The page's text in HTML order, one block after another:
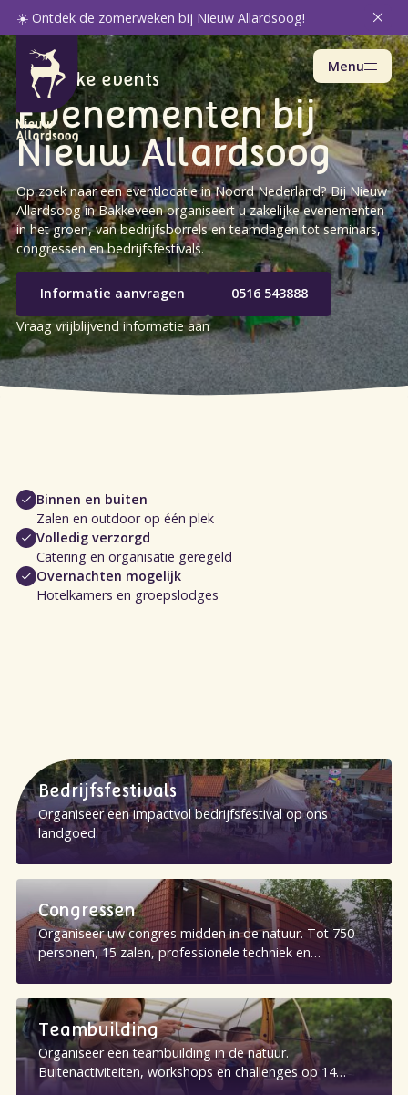
☀️ Ontdek de zomerweken bij Nieuw Allardsoog!
Menu
Zakelijke events
Evenementen bij
Nieuw Allardsoog
Op zoek naar een eventlocatie in Noord Nederland? Bij Nieuw
Allardsoog in Bakkeveen organiseert u zakelijke evenementen
in het groen, van bedrijfsborrels en teamdagen tot seminars,
congressen en bedrijfsfestivals.
Informatie aanvragen
0516 543888
Vraag vrijblijvend informatie aan
Binnen en buiten
Zalen en outdoor op één plek
Volledig verzorgd
Catering en organisatie geregeld
Overnachten mogelijk
Hotelkamers en groepslodges
Bedrijfsfestivals
Organiseer een impactvol bedrijfsfestival op ons
landgoed.
Congressen
Organiseer uw congres midden in de natuur. Tot 750
personen, 15 zalen, professionele techniek en
overnachtingsmogelijkheden op het landgoed.
Teambuilding
Organiseer een teambuilding in de natuur.
Buitenactiviteiten, workshops en challenges op 14
hectare landgoed in Bakkeveen.